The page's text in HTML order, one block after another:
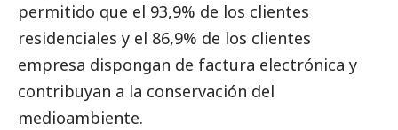
permitido que el 93,9% de los clientes
residenciales y el 86,9% de los clientes
empresa dispongan de factura electrónica y
contribuyan a la conservación del
medioambiente.